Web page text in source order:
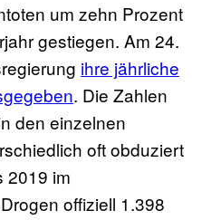
um zehn Prozent
gestiegen. Am 24.
ihre jährliche
. Die Zahlen
den einzelnen
oft obduziert
2019 im
offiziell 1.398